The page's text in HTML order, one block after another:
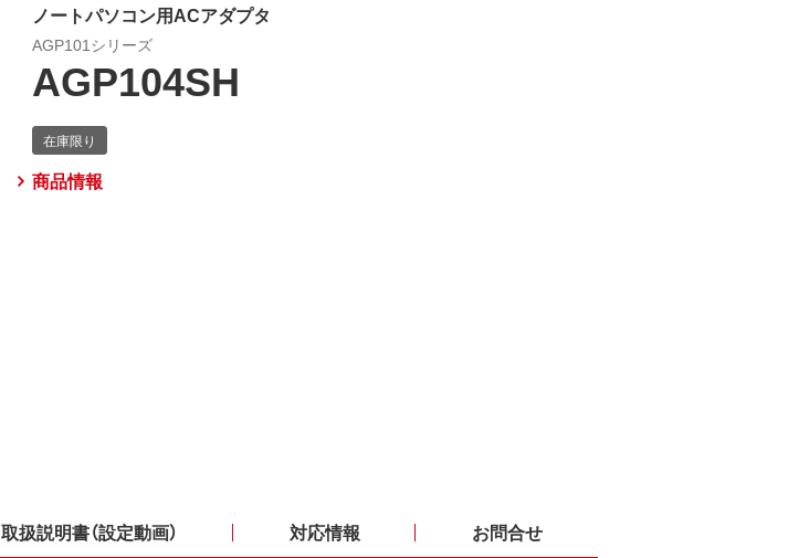
ノートパソコン用ACアダプタ
AGP101シリーズ
AGP104SH
商品情報
取扱説明書（設定動画） 対応情報 お問合せ